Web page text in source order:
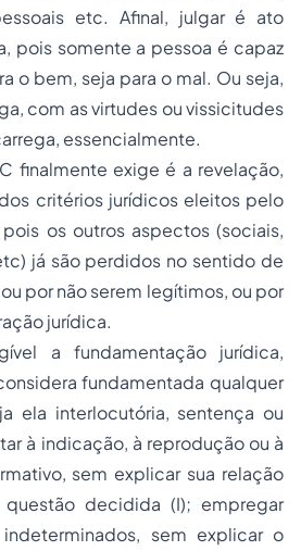
etc. Afinal, julgar é ato
pois somente a pessoa é capaz
o bem, seja para o mal. Ou seja,
com as virtudes ou vissicitudes
essencialmente.
finalmente exige é a revelação,
critérios jurídicos eleitos pelo
os outros aspectos (sociais,
já são perdidos no sentido de
por não serem legítimos, ou por
jurídica.
a fundamentação jurídica,
fundamentada qualquer
ela interlocutória, sentença ou
à indicação, à reprodução ou à
sem explicar sua relação
decidida (I); empregar
sem explicar o